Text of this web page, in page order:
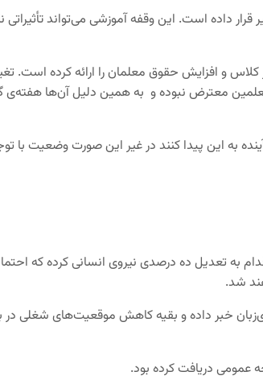
می‌کنند، را تحت تأثیر قرار داده است. این وقفه آموزشی
پیشنهاد مورد قبول معلمین معترض نبوده و به همین
جبران کسری بودجه‌ی ۱۲۵ میلیون دلاری خود اقدام به تعدیل ده
و بخش فرانسوی‌زبان خبر داده و بقیه کاهش‌